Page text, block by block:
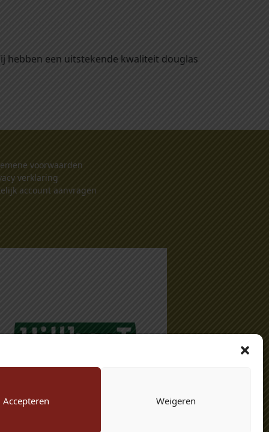
Accepteren Weigeren
hebben een uitstekende kwaliteit douglas
voorwaarden
verklaring
account aanvragen